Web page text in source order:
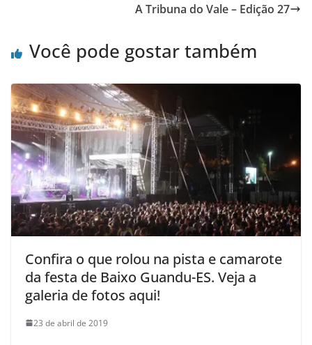
A Tribuna do Vale – Edição 27
Você pode gostar também
Confira o que rolou na pista e camarote
da festa de Baixo Guandu-ES. Veja a
galeria de fotos aqui!
23 de abril de 2019